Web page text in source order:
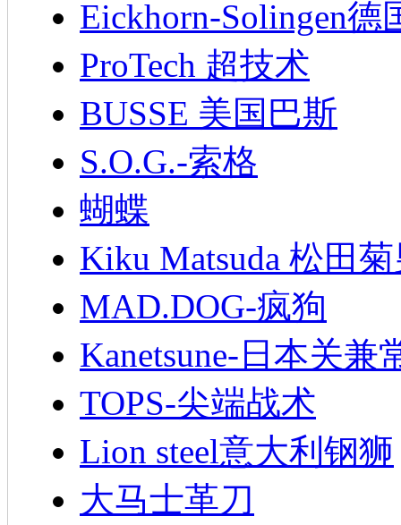
Eickhorn-Solingen德
ProTech 超技术
BUSSE 美国巴斯
S.O.G.-索格
蝴蝶
Kiku Matsuda 松田
MAD.DOG-疯狗
Kanetsune-日本关兼
TOPS-尖端战术
Lion steel意大利钢狮
大马士革刀